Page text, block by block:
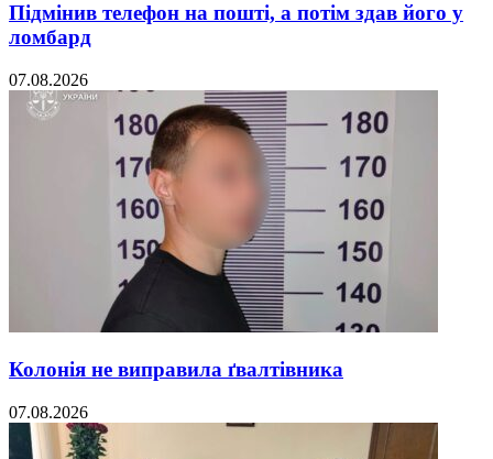
Підмінив телефон на пошті, а потім здав його у
ломбард
07.08.2026
Колонія не виправила ґвалтівника
07.08.2026